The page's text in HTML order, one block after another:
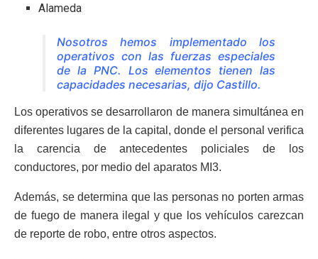
Alameda
Nosotros hemos implementado los
operativos con las fuerzas especiales
de la PNC. Los elementos tienen las
capacidades necesarias, dijo Castillo.
Los operativos se desarrollaron de manera simultánea en
diferentes lugares de la capital, donde el personal verifica
la carencia de antecedentes policiales de los
conductores, por medio del aparatos MI3.
Además, se determina que las personas no porten armas
de fuego de manera ilegal y que los vehículos carezcan
de reporte de robo, entre otros aspectos.